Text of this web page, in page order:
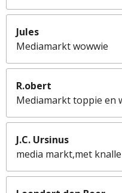
Jules
Mediamarkt wowwie
R.obert
Mediamarkt toppie en
J.C. Ursinus
media markt,met